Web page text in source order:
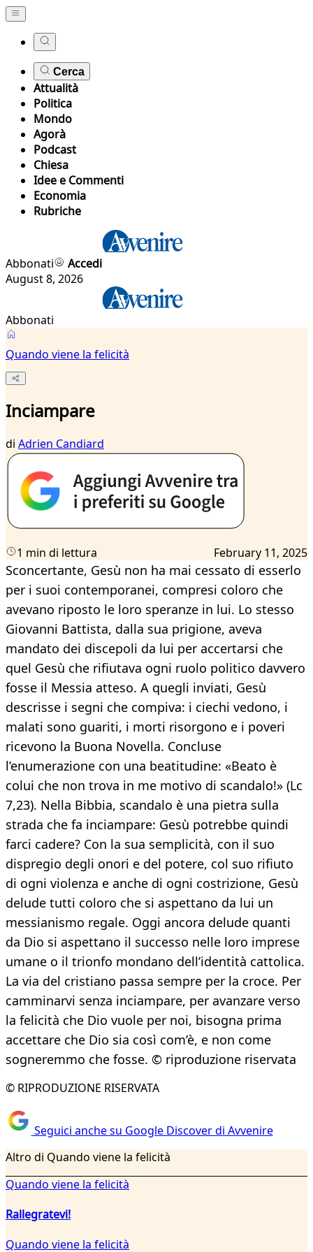
Cerca
Attualità
Politica
Mondo
Agorà
Podcast
Chiesa
Idee e Commenti
Economia
Rubriche
Abbonati
Accedi
August 8, 2026
Abbonati
Quando viene la felicità
Inciampare
di Adrien Candiard
1 min di lettura February 11, 2025
Sconcertante, Gesù non ha mai cessato di esserlo
per i suoi contemporanei, compresi coloro che
avevano riposto le loro speranze in lui. Lo stesso
Giovanni Battista, dalla sua prigione, aveva
mandato dei discepoli da lui per accertarsi che
quel Gesù che rifiutava ogni ruolo politico davvero
fosse il Messia atteso. A quegli inviati, Gesù
descrisse i segni che compiva: i ciechi vedono, i
malati sono guariti, i morti risorgono e i poveri
ricevono la Buona Novella. Concluse
l’enumerazione con una beatitudine: «Beato è
colui che non trova in me motivo di scandalo!» (Lc
7,23). Nella Bibbia, scandalo è una pietra sulla
strada che fa inciampare: Gesù potrebbe quindi
farci cadere? Con la sua semplicità, con il suo
dispregio degli onori e del potere, col suo rifiuto
di ogni violenza e anche di ogni costrizione, Gesù
delude tutti coloro che si aspettano da lui un
messianismo regale. Oggi ancora delude quanti
da Dio si aspettano il successo nelle loro imprese
umane o il trionfo mondano dell’identità cattolica.
La via del cristiano passa sempre per la croce. Per
camminarvi senza inciampare, per avanzare verso
la felicità che Dio vuole per noi, bisogna prima
accettare che Dio sia così com’è, e non come
sogneremmo che fosse. © riproduzione riservata
© RIPRODUZIONE RISERVATA
Seguici anche su Google Discover di Avvenire
Altro di Quando viene la felicità
Quando viene la felicità
Rallegratevi!
Quando viene la felicità